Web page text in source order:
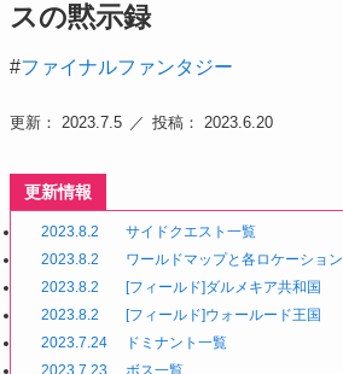
スの黙示録
#ファイナルファンタジー
更新： 2023.7.5 投稿： 2023.6.20
更新情報
2023.8.2
サイドクエスト一覧
2023.8.2
ワールドマップと各ロケーション
2023.8.2
[フィールド]ダルメキア共和国
2023.8.2
[フィールド]ウォールード王国
2023.7.24
ドミナント一覧
2023.7.23
ボス一覧